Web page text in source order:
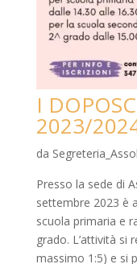
I
2023/
da
Presso la sede di
settembre 2023 è
scuola primaria e
grado. L’attività si
massimo 1:5) e si